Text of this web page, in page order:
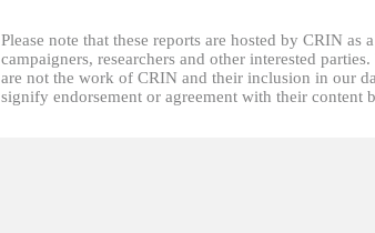
Please note that these reports are hosted by CRIN as
campaigners, researchers and other interested
are not the work of CRIN and their inclusion in our
signify endorsement or agreement with their content